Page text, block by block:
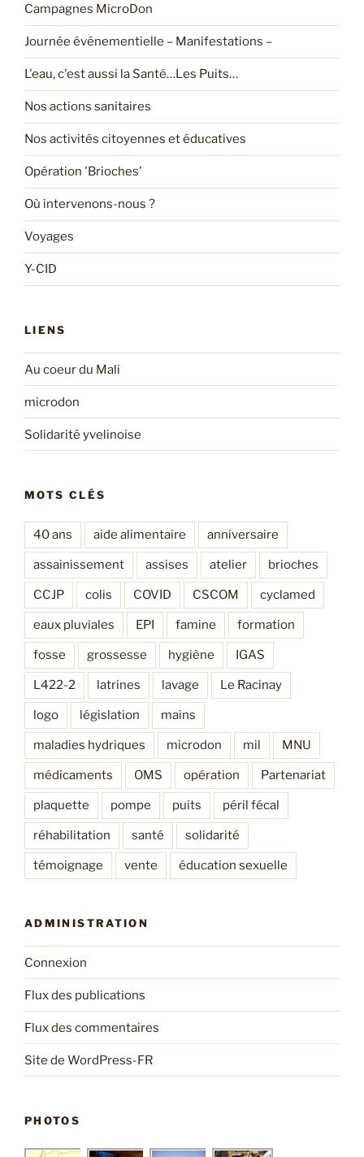
Campagnes MicroDon
Journée événementielle – Manifestations –
L'eau, c'est aussi la Santé…Les Puits…
Nos actions sanitaires
Nos activités citoyennes et éducatives
Opération 'Brioches'
Où intervenons-nous ?
Voyages
Y-CID
LIENS
Au coeur du Mali
microdon
Solidarité yvelinoise
MOTS CLÉS
40 ans aide alimentaire anniversaire
assainissement assises atelier brioches
CCJP colis COVID CSCOM cyclamed
eaux pluviales EPI famine formation
fosse grossesse hygiène IGAS
L422-2 latrines lavage Le Racinay
logo législation mains
maladies hydriques microdon mil MNU
médicaments OMS opération Partenariat
plaquette pompe puits péril fécal
réhabilitation santé solidarité
témoignage vente éducation sexuelle
ADMINISTRATION
Connexion
Flux des publications
Flux des commentaires
Site de WordPress-FR
PHOTOS